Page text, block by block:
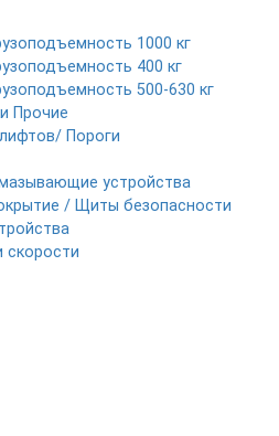
1000 кг
400 кг
500-630 кг
Прочие
Пороги
устройства
/ Щиты безопасности
скорости